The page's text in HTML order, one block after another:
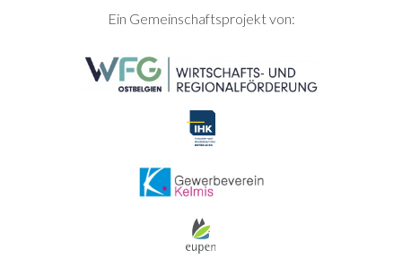
SEITENFUSSEin Gemeinschaftsprojekt von: